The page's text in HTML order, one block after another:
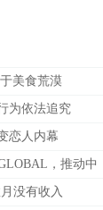
美食荒漠
为依法追究
恋人内幕
，推动中
没有收入